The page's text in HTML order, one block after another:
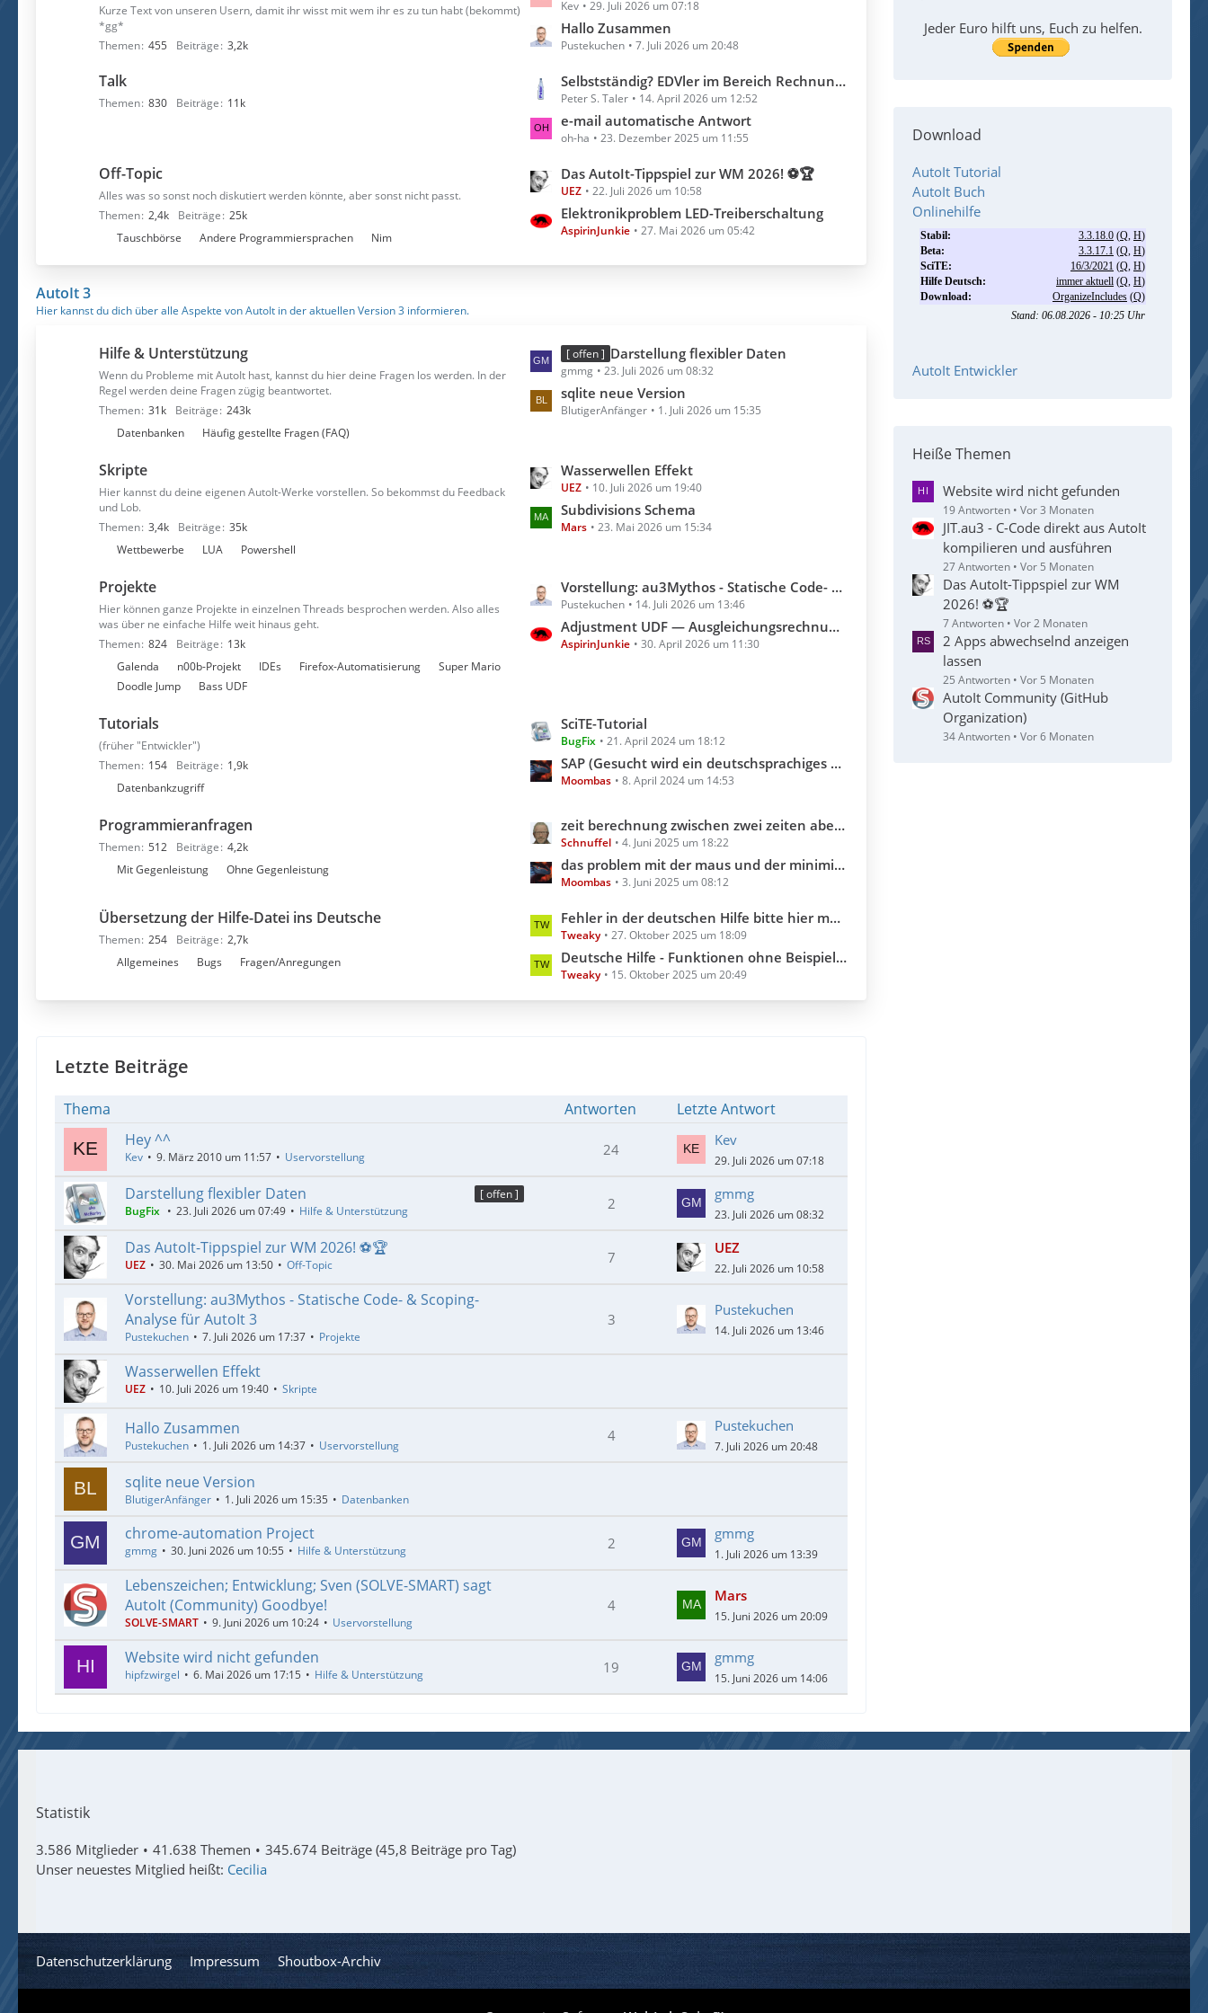
Kurze Text von unseren Usern, damit ihr wisst mit wem ihr es zu tun habt (bekommt)
*gg*
Themen 455 Beiträge 3,2k
e
z
e
e
t
r
g
Kev 29. Juli 2026 um 07:18
Hallo Zusammen
Pustekuchen 7. Juli 2026 um 20:48
Talk
Themen 830 Beiträge 11k
e
t
z
e
e
Selbstständig? EDVler im Bereich Rechnungserstellung?
Peter S. Taler 14. April 2026 um 12:52
e-mail automatische Antwort
oh-ha 23. Dezember 2025 um 11:55
Off-Topic
Alles was so sonst noch diskutiert werden könnte, aber sonst nicht passt.
Themen 2,4k Beiträge 25k
L
e
t
z
t
r
ä
g
Das AutoIt-Tippspiel zur WM 2026! ⚽🏆
UEZ 22. Juli 2026 um 10:58
Elektronikproblem LED-Treiberschaltung
AspirinJunkie 27. Mai 2026 um 05:42
r
o
r
e
n
Tauschbörse Andere Programmiersprachen Nim
AutoIt 3
Hier kannst du dich über alle Aspekte von AutoIt in der aktuellen Version 3 informieren.
Hilfe & Unterstützung
Wenn du Probleme mit AutoIt hast, kannst du hier deine Fragen los werden. In der
Regel werden deine Fragen zügig beantwortet.
Themen 31k Beiträge 243k
L
e
t
z
B
e
i
t
g
e
[ offen ] Darstellung flexibler Daten
gmmg 23. Juli 2026 um 08:32
sqlite neue Version
BlutigerAnfänger 1. Juli 2026 um 15:35
t
e
r
f
e
n
Datenbanken Häufig gestellte Fragen (FAQ)
Skripte
Hier kannst du deine eigenen AutoIt-Werke vorstellen. So bekommst du Feedback
und Lob.
Themen 3,4k Beiträge 35k
L
e
t
z
B
e
i
e
Wasserwellen Effekt
UEZ 10. Juli 2026 um 19:40
Subdivisions Schema
Mars 23. Mai 2026 um 15:34
t
e
r
f
n
Wettbewerbe LUA Powershell
Projekte
Hier können ganze Projekte in einzelnen Threads besprochen werden. Also alles
was über ne einfache Hilfe weit hinaus geht.
Themen 824 Beiträge 13k
L
e
t
z
e
i
t
r
g
e
Vorstellung: au3Mythos - Statische Code- & Scoping-Analyse für AutoIt 3
Pustekuchen 14. Juli 2026 um 13:46
Adjustment UDF — Ausgleichungsrechnung für AutoIt
AspirinJunkie 30. April 2026 um 11:30
e
r
f
e
n
Galenda n00b-Projekt IDEs Firefox-Automatisierung
Super Mario
Doodle Jump
Bass UDF
Tutorials
(früher "Entwickler")
Themen 154 Beiträge 1,9k
L
e
t
z
e
B
e
i
r
ä
g
e
SciTE-Tutorial
BugFix 21. April 2024 um 18:12
SAP (Gesucht wird ein deutschsprachiges Tutorial für AutoIt mit SAP)
Moombas 8. April 2024 um 14:53
t
e
o
r
e
Datenbankzugriff
Programmieranfragen
Themen 512 Beiträge 4,2k
L
e
t
z
e
e
t
zeit berechnung zwischen zwei zeiten aber inklusive millisekunden
Schnuffel 4. Juni 2025 um 18:22
das problem mit der maus und der minimierung
Moombas 3. Juni 2025 um 08:12
t
e
r
Mit Gegenleistung Ohne Gegenleistung
Übersetzung der Hilfe-Datei ins Deutsche
Themen 254 Beiträge 2,7k
L
e
t
z
t
Fehler in der deutschen Hilfe bitte hier melden (Hilfedatei 3.3.18.0 2025.10.04)
Tweaky 27. Oktober 2025 um 18:09
Deutsche Hilfe - Funktionen ohne Beispiel (Hilfedatei 3.3.18.0)
Tweaky 15. Oktober 2025 um 20:49
t
f
e
Allgemeines Bugs Fragen/Anregungen
Letzte Beiträge
Thema Antworten
Letzte Antwort
Hey ^^
Kev 9. März 2010 um 11:57 Uservorstellung 24
Kev
29. Juli 2026 um 07:18
[ offen ]
Darstellung flexibler Daten
BugFix 23. Juli 2026 um 07:49 Hilfe & Unterstützung 2
gmmg
23. Juli 2026 um 08:32
Das AutoIt-Tippspiel zur WM 2026! ⚽🏆
UEZ 30. Mai 2026 um 13:50 Off-Topic 7
UEZ
22. Juli 2026 um 10:58
Vorstellung: au3Mythos - Statische Code- & Scoping-
Analyse für AutoIt 3
Pustekuchen 7. Juli 2026 um 17:37 Projekte
3
Pustekuchen
14. Juli 2026 um 13:46
Wasserwellen Effekt
UEZ 10. Juli 2026 um 19:40 Skripte
Hallo Zusammen
Pustekuchen 1. Juli 2026 um 14:37 Uservorstellung
4
Pustekuchen
7. Juli 2026 um 20:48
sqlite neue Version
BlutigerAnfänger 1. Juli 2026 um 15:35 Datenbanken
chrome-automation Project
gmmg 30. Juni 2026 um 10:55 Hilfe & Unterstützung 2
gmmg
1. Juli 2026 um 13:39
Lebenszeichen; Entwicklung; Sven (SOLVE-SMART) sagt
AutoIt (Community) Goodbye!
SOLVE-SMART 9. Juni 2026 um 10:24 Uservorstellung
4
Mars
15. Juni 2026 um 20:09
Website wird nicht gefunden
hipfzwirgel 6. Mai 2026 um 17:15 Hilfe & Unterstützung 19
gmmg
15. Juni 2026 um 14:06
Jeder Euro hilft uns, Euch zu helfen.
Download
AutoIt Tutorial
AutoIt Buch
Onlinehilfe
AutoIt Entwickler
Heiße Themen
Website wird nicht gefunden
19 Antworten Vor 3 Monaten
JIT.au3 - C-Code direkt aus AutoIt
kompilieren und ausführen
27 Antworten Vor 5 Monaten
Das AutoIt-Tippspiel zur WM
2026! ⚽🏆
7 Antworten Vor 2 Monaten
2 Apps abwechselnd anzeigen
lassen
25 Antworten Vor 5 Monaten
AutoIt Community (GitHub
Organization)
34 Antworten Vor 6 Monaten
Statistik
3.586 Mitglieder 41.638 Themen
345.674 Beiträge (45,8 Beiträge pro Tag)
Unser neuestes Mitglied heißt: Cecilia
Datenschutzerklärung Impressum Shoutbox-Archiv